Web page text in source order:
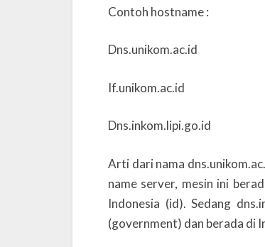
Contoh hostname :
Dns.unikom.ac.id
If.unikom.ac.id
Dns.inkom.lipi.go.id
Arti dari nama
name server, mesin ini
Indonesia (id). Sedang
(government) dan berada di